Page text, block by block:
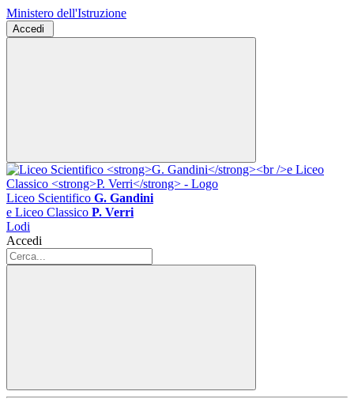
Ministero dell'Istruzione
Accedi
Liceo Scientifico G. Gandini
e Liceo Classico P. Verri
Lodi
Accedi